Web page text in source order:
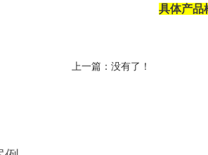
具体产品
上一篇：没有了！